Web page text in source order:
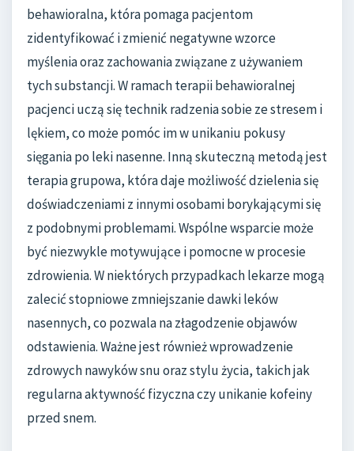
behawioralna, która pomaga pacjentom
zidentyfikować i zmienić negatywne wzorce
myślenia oraz zachowania związane z używaniem
tych substancji. W ramach terapii behawioralnej
pacjenci uczą się technik radzenia sobie ze stresem i
lękiem, co może pomóc im w unikaniu pokusy
sięgania po leki nasenne. Inną skuteczną metodą jest
terapia grupowa, która daje możliwość dzielenia się
doświadczeniami z innymi osobami borykającymi się
z podobnymi problemami. Wspólne wsparcie może
być niezwykle motywujące i pomocne w procesie
zdrowienia. W niektórych przypadkach lekarze mogą
zalecić stopniowe zmniejszanie dawki leków
nasennych, co pozwala na złagodzenie objawów
odstawienia. Ważne jest również wprowadzenie
zdrowych nawyków snu oraz stylu życia, takich jak
regularna aktywność fizyczna czy unikanie kofeiny
przed snem.